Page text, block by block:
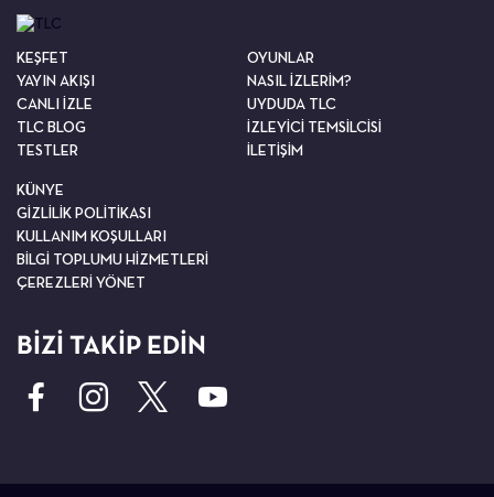
KEŞFET
YAYIN AKIŞI
CANLI İZLE
TLC BLOG
TESTLER
OYUNLAR
NASIL İZLERİM?
UYDUDA TLC
İZLEYİCİ TEMSİLCİSİ
İLETİŞİM
KÜNYE
GİZLİLİK POLİTİKASI
KULLANIM KOŞULLARI
BİLGİ TOPLUMU HİZMETLERİ
ÇEREZLERİ YÖNET
BİZİ TAKİP EDİN